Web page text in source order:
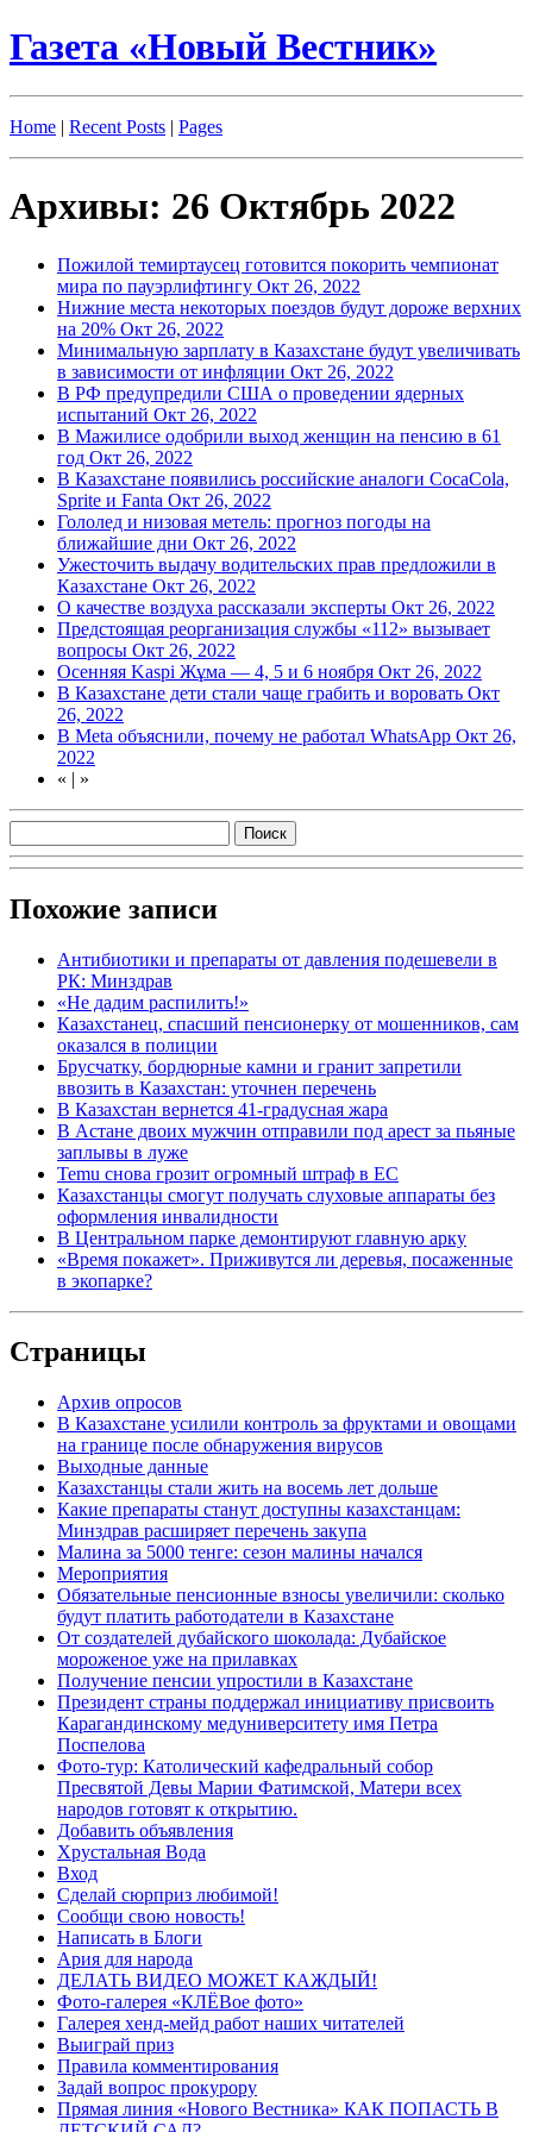
Газета «Новый Вестник»
Home | Recent Posts | Pages
Архивы: 26 Октябрь 2022
Пожилой темиртаусец готовится покорить чемпионат
мира по пауэрлифтингу Окт 26, 2022
Нижние места некоторых поездов будут дороже верхних
на 20% Окт 26, 2022
Минимальную зарплату в Казахстане будут увеличивать
в зависимости от инфляции Окт 26, 2022
В РФ предупредили США о проведении ядерных
испытаний Окт 26, 2022
В Мажилисе одобрили выход женщин на пенсию в 61
год Окт 26, 2022
В Казахстане появились российские аналоги CocaCola,
Sprite и Fanta Окт 26, 2022
Гололед и низовая метель: прогноз погоды на
ближайшие дни Окт 26, 2022
Ужесточить выдачу водительских прав предложили в
Казахстане Окт 26, 2022
О качестве воздуха рассказали эксперты Окт 26, 2022
Предстоящая реорганизация службы «112» вызывает
вопросы Окт 26, 2022
Осенняя Kaspi Жұма — 4, 5 и 6 ноября Окт 26, 2022
В Казахстане дети стали чаще грабить и воровать Окт
26, 2022
В Meta объяснили, почему не работал WhatsApp Окт 26,
2022
« | »
Похожие записи
Антибиотики и препараты от давления подешевели в
РК: Минздрав
«Не дадим распилить!»
Казахстанец, спасший пенсионерку от мошенников, сам
оказался в полиции
Брусчатку, бордюрные камни и гранит запретили
ввозить в Казахстан: уточнен перечень
В Казахстан вернется 41-градусная жара
В Астане двоих мужчин отправили под арест за пьяные
заплывы в луже
Temu снова грозит огромный штраф в ЕС
Казахстанцы смогут получать слуховые аппараты без
оформления инвалидности
В Центральном парке демонтируют главную арку
«Время покажет». Приживутся ли деревья, посаженные
в экопарке?
Страницы
Архив опросов
В Казахстане усилили контроль за фруктами и овощами
на границе после обнаружения вирусов
Выходные данные
Казахстанцы стали жить на восемь лет дольше
Какие препараты станут доступны казахстанцам:
Минздрав расширяет перечень закупа
Малина за 5000 тенге: сезон малины начался
Мероприятия
Обязательные пенсионные взносы увеличили: сколько
будут платить работодатели в Казахстане
От создателей дубайского шоколада: Дубайское
мороженое уже на прилавках
Получение пенсии упростили в Казахстане
Президент страны поддержал инициативу присвоить
Карагандинскому медуниверситету имя Петра
Поспелова
Фото-тур: Католический кафедральный собор
Пресвятой Девы Марии Фатимской, Матери всех
народов готовят к открытию.
Добавить объявления
Хрустальная Вода
Вход
Сделай сюрприз любимой!
Сообщи свою новость!
Написать в Блоги
Ария для народа
ДЕЛАТЬ ВИДЕО МОЖЕТ КАЖДЫЙ!
Фото-галерея «КЛЁВое фото»
Галерея хенд-мейд работ наших читателей
Выиграй приз
Правила комментирования
Задай вопрос прокурору
Прямая линия «Нового Вестника» КАК ПОПАСТЬ В